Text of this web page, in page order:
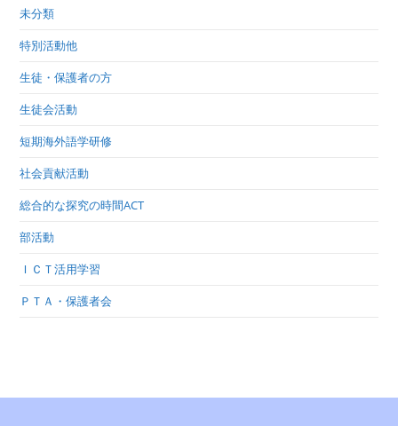
未分類
特別活動他
生徒・保護者の方
生徒会活動
短期海外語学研修
社会貢献活動
総合的な探究の時間ACT
部活動
ＩＣＴ活用学習
ＰＴＡ・保護者会